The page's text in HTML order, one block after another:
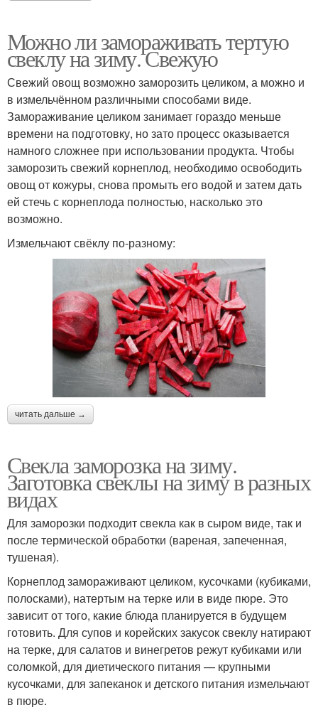
Можно ли замораживать тертую
свеклу на зиму. Свежую
Свежий овощ возможно заморозить целиком, а можно и
в измельчённом различными способами виде.
Замораживание целиком занимает гораздо меньше
времени на подготовку, но зато процесс оказывается
намного сложнее при использовании продукта. Чтобы
заморозить свежий корнеплод, необходимо освободить
овощ от кожуры, снова промыть его водой и затем дать
ей стечь с корнеплода полностью, насколько это
возможно.
Измельчают свёклу по-разному:
читать дальше →
Свекла заморозка на зиму.
Заготовка свеклы на зиму в разных
видах
Для заморозки подходит свекла как в сыром виде, так и
после термической обработки (вареная, запеченная,
тушеная).
Корнеплод замораживают целиком, кусочками (кубиками,
полосками), натертым на терке или в виде пюре. Это
зависит от того, какие блюда планируется в будущем
готовить. Для супов и корейских закусок свеклу натирают
на терке, для салатов и винегретов режут кубиками или
соломкой, для диетического питания — крупными
кусочками, для запеканок и детского питания измельчают
в пюре.